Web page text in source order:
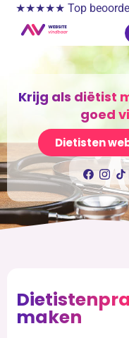
★★★★★ Top
Krijg als diëtist
goed
Dietisten
maken